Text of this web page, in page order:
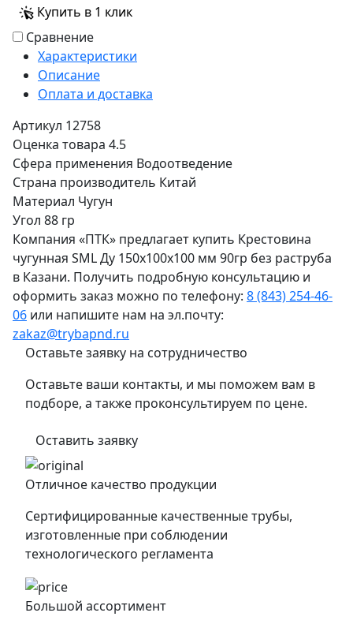
Купить в 1 клик
Сравнение
Характеристики
Описание
Оплата и доставка
Артикул 12758
Оценка товара 4.5
Сфера применения Водоотведение
Страна производитель Китай
Материал Чугун
Угол 88 гр
Компания «ПТК» предлагает купить Крестовина
чугунная SML Ду 150х100х100 мм 90гр без раструба
в Казани. Получить подробную консультацию и
оформить заказ можно по телефону: 8 (843) 254-46-
06 или напишите нам на эл.почту:
zakaz@trybapnd.ru
Оставьте заявку на сотрудничество
Оставьте ваши контакты, и мы поможем вам в
подборе, а также проконсультируем по цене.
Оставить заявку
Отличное качество продукции
Сертифицированные качественные трубы,
изготовленные при соблюдении
технологического регламента
Большой ассортимент